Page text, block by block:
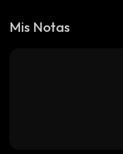
Mis Notas